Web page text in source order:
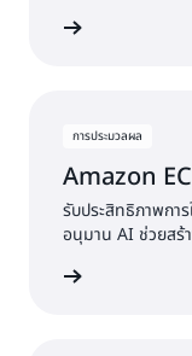
การประมวลผล
Amazon
รับประสิทธิภาพกา
อนุมาน AI ช่วยส